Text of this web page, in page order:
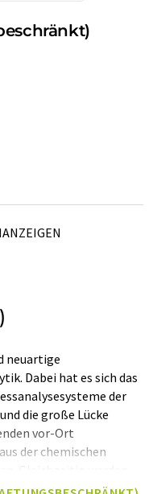
neuartige
Dabei hat es sich das
der
die große Lücke
vor-Ort
der chemischen
neue Möglichkeiten